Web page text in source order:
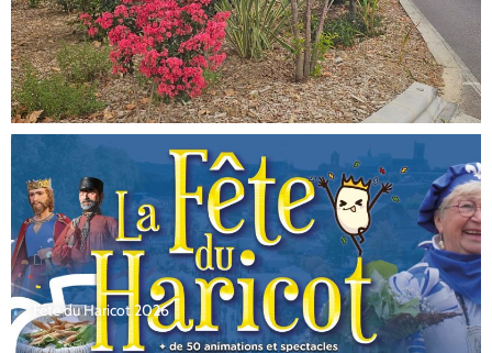
Fête du Haricot 2026